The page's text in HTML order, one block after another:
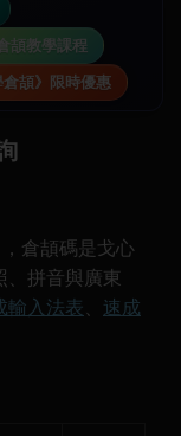
頡教學課程
倉頡》限時優惠
，倉頡碼是戈心
、拼音與廣東
輸入法表、 速成